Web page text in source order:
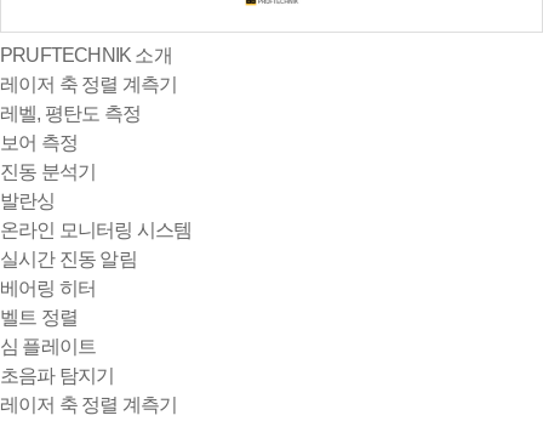
PRUFTECHNIK 소개
레이저 축 정렬 계측기
레벨, 평탄도 측정
보어 측정
진동 분석기
발란싱
온라인 모니터링 시스템
실시간 진동 알림
베어링 히터
벨트 정렬
심 플레이트
초음파 탐지기
레이저 축 정렬 계측기